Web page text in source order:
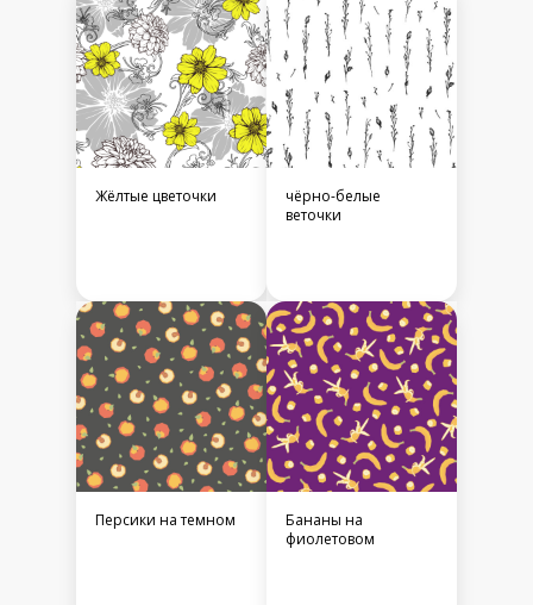
Жёлтые цветочки
чёрно-белые
веточки
Персики на темном
Бананы на
фиолетовом